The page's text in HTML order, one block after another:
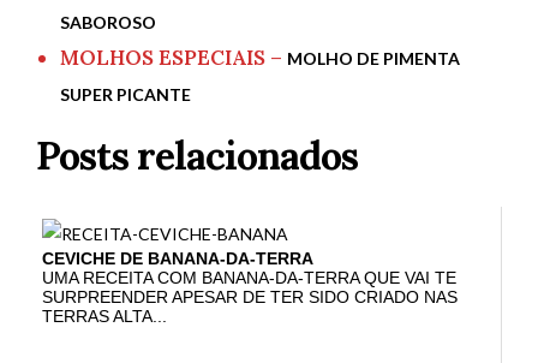
SABOROSO
MOLHOS ESPECIAIS – MOLHO DE PIMENTA
SUPER PICANTE
Posts relacionados
CEVICHE DE BANANA-DA-TERRA
UMA RECEITA COM BANANA-DA-TERRA QUE VAI TE
SURPREENDER APESAR DE TER SIDO CRIADO NAS
TERRAS ALTA...